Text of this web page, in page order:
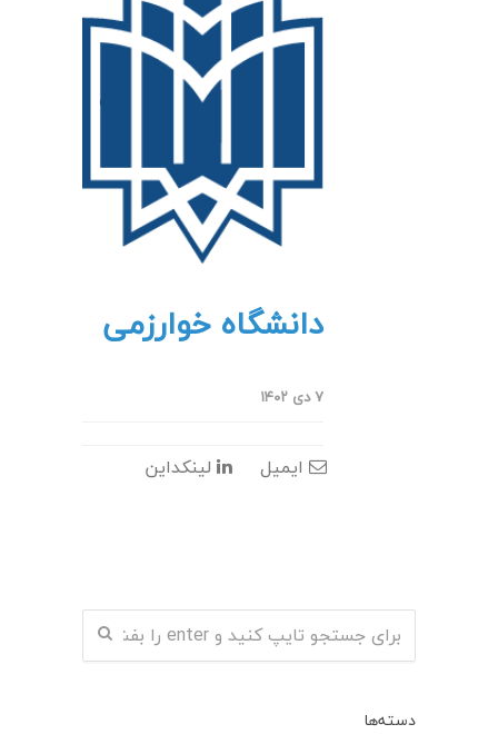
دانشگاه خوارزمی
۷ دی ۱۴۰۲
لینکداین ایمیل
دسته‌ها